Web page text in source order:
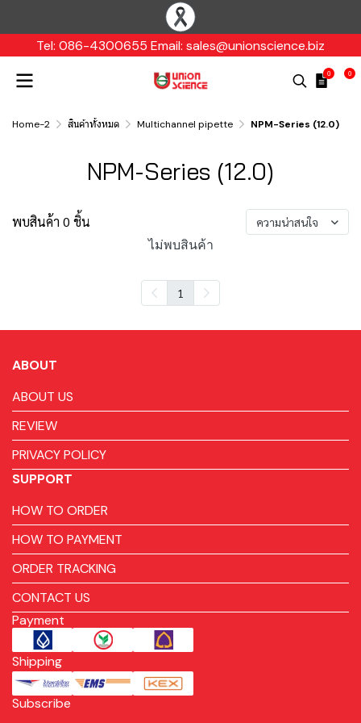
Tel: 086-4300655 Email: sales@unionscience.biz
0 0
Home-2 สินค้าทั้งหมด Multichannel pipette NPM-Series (12.0)
NPM-Series (12.0)
พบสินค้า 0 ชิ้น ความน่าสนใจ
ไม่พบสินค้า
1
ABOUT
ABOUT US
REVIEW
PRIVACY POLICY
SUPPORT
HOW TO ORDER
HOW TO PAYMENT
ORDER TRACKING
CONTACT US
Payment
Shipping
Subscribe